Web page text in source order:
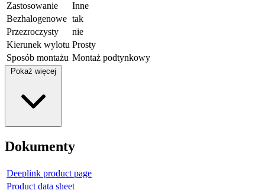
Zastosowanie
Inne
Bezhalogenowe tak
Przezroczysty
nie
Kierunek wylotu Prosty
Sposób montażu Montaż podtynkowy
Pokaż więcej
Dokumenty
Deeplink product page
Product data sheet